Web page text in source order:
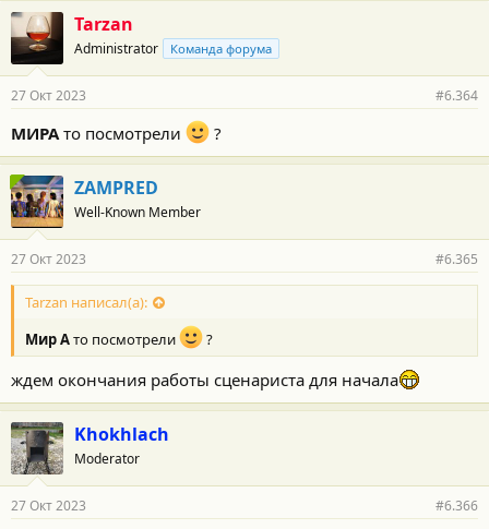
Tarzan
Administrator Команда форума
27 Окт 2023 #6.364
МИРА то посмотрели ?
ZAMPRED
Well-Known Member
27 Окт 2023 #6.365
Tarzan написал(а):
Мир Ато посмотрели ?
ждем окончания работы сценариста для начала
Khokhlach
Moderator
27 Окт 2023 #6.366